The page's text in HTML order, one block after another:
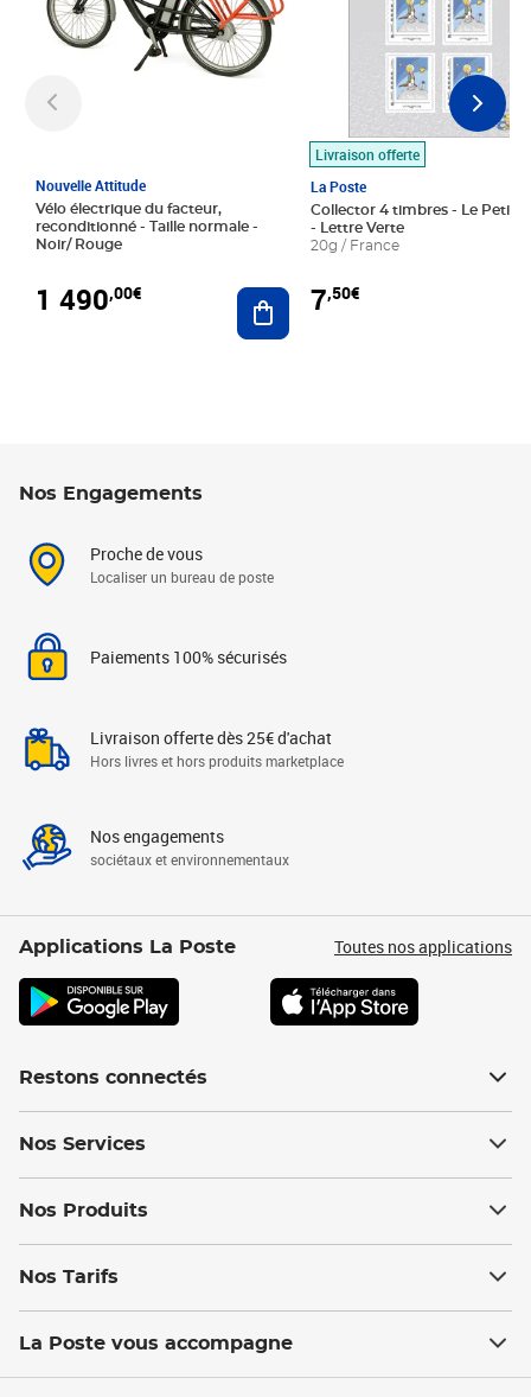
Nouvelle Attitude
Vélo électrique du facteur,
reconditionné - Taille normale -
Noir/ Rouge
1 490,00€ Ajouter au panier
Livraison offerte
La Poste
Collector 4 timbres - Le Petit
- Lettre Verte
20g / France
7,50€
Nos Engagements
Proche de vous
Localiser un bureau de poste
Paiements 100% sécurisés
Livraison offerte dès 25€ d'achat
Hors livres et hors produits marketplace
Nos engagements
sociétaux et environnementaux
Applications La Poste Toutes nos applications
Restons connectés
Nos Services
Nos Produits
Nos Tarifs
La Poste vous accompagne